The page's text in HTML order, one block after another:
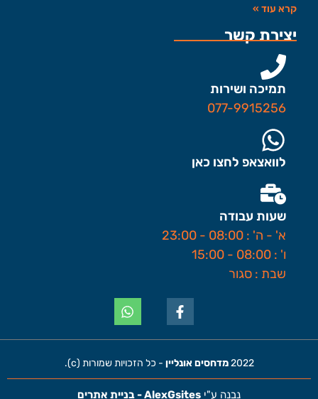
קרא עוד »
יצירת קשר
תמיכה ושירות
077-9915256
לוואצאפ לחצו כאן
שעות עבודה
א' - ה' : 08:00 - 23:00
ו' : 08:00 - 15:00
שבת : סגור
נבנה ע"י AlexGsites - בניית אתרים
2022 מדחסים אונליין - כל הזכויות שמורות (c).